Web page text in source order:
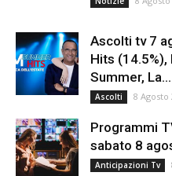
Ascolti tv 7
Hits (14.5%),
Summer, La...
Ascolti 8 Agosto
Programmi
sabato 8
Anticipazioni Tv